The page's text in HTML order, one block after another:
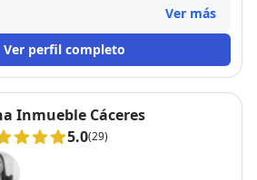
ha sido la mejor que cabría
a ayudarte en lo que sea y
Como compradores en este
surgiendo pero allí estaba
No hay palabras para describir
gracias de
Ver más
Ver perfil completo
Inmueble Cáceres
5.0(29)